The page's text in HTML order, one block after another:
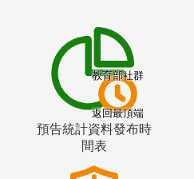
預告統計資料發布時
間表
教育部社群
返回最頂端